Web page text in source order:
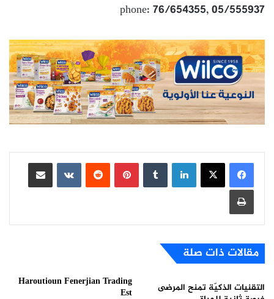
phone: 76/654355, 05/555937
لينكدإن بينتيريست
مشاركة عبر البريد
طباعة
مقالات ذات صلة
التقنيات الذكيّة تمنح المرضى
Haroutioun Fenerjian Trading
Est